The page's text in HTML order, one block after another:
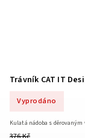
Trávník CAT IT
Vyprodáno
Kulatá nádoba s